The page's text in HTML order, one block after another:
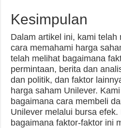
Kesimpulan
Dalam artikel ini, kami telah
cara memahami harga
telah melihat bagaimana
permintaan, berita dan
dan politik, dan faktor
harga saham Unilever.
bagaimana cara membeli
Unilever melalui bursa
bagaimana faktor-faktor ini